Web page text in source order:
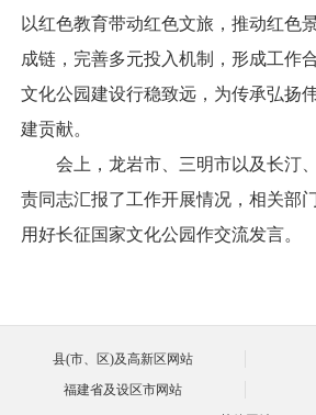
以红色教育带动红色文旅，推动红色
成链，完善多元投入机制，形成工作
文化公园建设行稳致远，为传承弘扬
建贡献。
会上，龙岩市、三明市以及长汀、
责同志汇报了工作开展情况，相关部
用好长征国家文化公园作交流发言。
县(市、区)及高新区网站
福建省及设区市网站